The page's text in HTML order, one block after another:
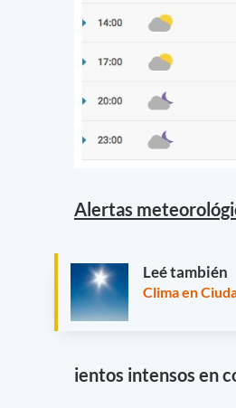
Alertas
Leé también
Clima en
ientos intensos en